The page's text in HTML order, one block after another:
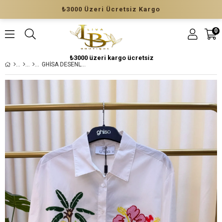
₺3000 Üzeri Ücretsiz Kargo
₺3000 üzeri kargo ücretsiz
0
GHİSA DESENLİ TUNİK 4314 EKRU